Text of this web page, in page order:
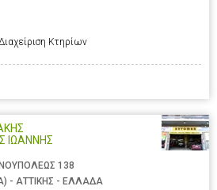
Κτηρίων
ΙΩΑΝΝΗΣ
138
- ΑΤΤΙΚΗΣ - ΕΛΛΑΔΑ